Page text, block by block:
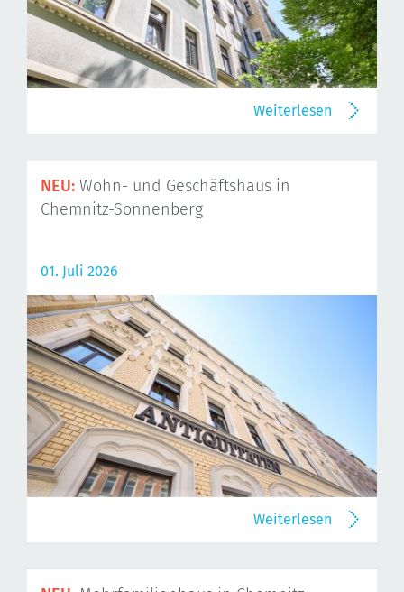
Weiterlesen
NEU: Wohn- und Geschäftshaus in
Chemnitz-Sonnenberg
01. Juli 2026
Weiterlesen